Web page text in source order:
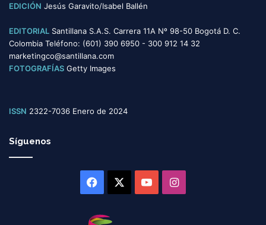
EDICIÓN Jesús Garavito/Isabel Ballén
EDITORIAL Santillana S.A.S. Carrera 11A Nº 98-50 Bogotá D. C.
Colombia Teléfono: (601) 390 6950 - 300 912 14 32
marketingco@santillana.com
FOTOGRAFÍAS Getty Images
ISSN 2322-7036 Enero de 2024
Síguenos
Facebook YouTubeInstagram